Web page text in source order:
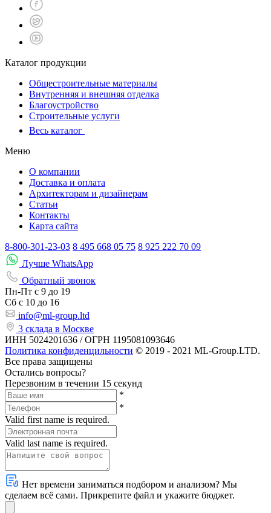
Каталог продукции
Общестроительные материалы
Внутренняя и внешняя отделка
Благоустройство
Строительные услуги
Весь каталог
Меню
О компании
Доставка и оплата
Архитекторам и дизайнерам
Статьи
Контакты
Карта сайта
8-800-301-23-03 8 495 668 05 75 8 925 222 70 09
Лучше WhatsApp
Обратный звонок
Пн-Пт с 9 до 19
Сб с 10 до 16
info@ml-group.ltd
3 склада в Москве
ИНН 5024201636 / ОГРН 1195081093646
Политика конфиденцильности © 2019 - 2021 ML-Group.LTD.
Все права защищены
Остались вопросы?
Перезвоним в течении 15 секунд
*
*
Valid first name is required.
Valid last name is required.
Нет времени заниматься подбором и анализом? Мы
сделаем всё сами. Прикрепите файл и укажите бюджет.